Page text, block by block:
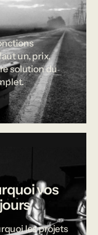
un, prix,
solution du
vos
les projets